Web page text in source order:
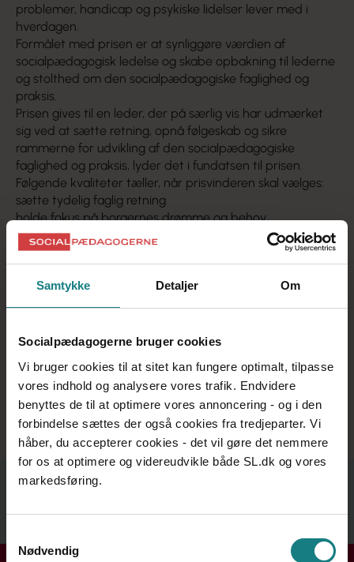
Samtykke Detaljer Om
Socialpædagogerne bruger cookies
Vi bruger cookies til at sitet kan fungere optimalt, tilpasse
vores indhold og analysere vores trafik. Endvidere
benyttes de til at optimere vores annoncering - og i den
forbindelse sættes der også cookies fra tredjeparter. Vi
håber, du accepterer cookies - det vil gøre det nemmere
for os at optimere og videreudvikle både SL.dk og vores
markedsføring.
Nødvendig
problemer, handicap og psykiske lidelser lever med i
hverdagen.
Formålet med prisen er at synliggøre værdien af
socialpædagogisk ledelse og skabe opbakning til lederne
og stolthed om den socialpædagogiske faglighed og
praksis.
Prisen gives til en leder, der på særlig vis har udmærket
sig ved at sætte retning, opnå følgeskab og sikre
rammerne for udvikling af den socialpædagogiske
faglighed og praksis, lyder det i fundatsen til prisen.
Følgende kvaliteter tæller, når prisvinderen skal vælges:
sætte tydelig faglig retning
holde fokus på borgernes drømme og behov
sikre at medarbejderne er uddannede og klædt på til
opgaven
være nærværende og sætte fagligheden i spil
give rum til faglig refleksion, udvikling og nytænkning
sikre koordination og samarbejde på tværs
Prisen uddeles på årets lederkonference i september og
hotel- eller wellnessophold. Herudover inviteres
prismodtageren til at deltage i Lederkonferencen som
gæst.
Relateret indhold